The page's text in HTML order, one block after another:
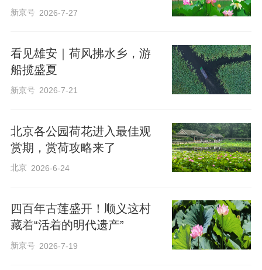
在绿浪里轻轻摇曳
新京号 2026-7-27
看见雄安｜荷风拂水乡，游
船揽盛夏
新京号 2026-7-21
北京各公园荷花进入最佳观
赏期，赏荷攻略来了
北京 2026-6-24
四百年古莲盛开！顺义这村
藏着“活着的明代遗产”
新京号 2026-7-19